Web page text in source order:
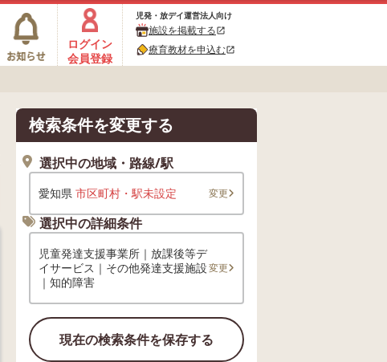
ログイン
会員登録
児発・放デイ運営法人向け
施設を掲載するopen_in_new
療育教材を申込むopen_in_new
検索条件を変更する
選択中の地域・路線/駅
愛知県 市区町村・駅未設定 変更
選択中の詳細条件
児童発達支援事業所｜放課後等デ
イサービス｜その他発達支援施設
｜知的障害
変更
現在の検索条件を保存する